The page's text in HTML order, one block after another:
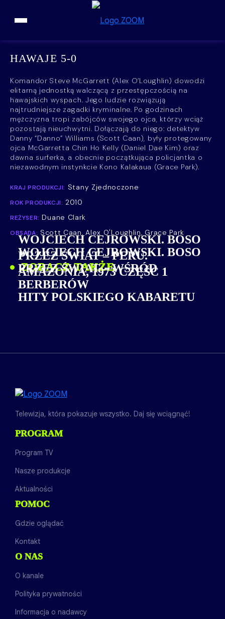
HAWAJE 5-0
Komandor Steve McGarrett (Alex O’Loughlin) dowodzi
elitarną jednostką walczącą z przestępczością na
hawajskich wyspach. Jego ludzie rozwiązują
najtrudniejsze zagadki kryminalne. Po godzinach
mężczyzna tropi zabójców swojego ojca, którzy wciąż
pozostają nieuchwytni. Dołączają do niego: detektyw
Danny “Danno” Williams (Scott Caan), były protegowany
ojca McGarretta Chin Ho Kelly (Daniel Dae Kim) oraz
dawna surferka, a obecnie początkująca policjantka o
niezawodnym instynkcie Kono Kalakaua (Grace Park).
KRAJ PRODUKCJI: Stany Zjednoczone
ROK PRODUKCJI: 2010
REŻYSER: Duane Clark
OBSADA: Scott Caan, Alex O'Loughlin, Grace Park
ZOBACZ TAKŻE
WOJCIECH CEJROWSKI. BOSO
PRZEZ ŚWIAT – PERU.
AMAZONIA, 1973 CZĘŚĆ 1
WOJCIECH CEJROWSKI. BOSO
PRZEZ ŚWIAT – WŚRÓD
BERBERÓW
HITY POLSKIEGO KABARETU
Telewizja, która pokazuje wszystko. Daj się wciągnąć!
PROGRAM
Program TV
Nasze produkcje
Aktualności
POMOC
Gdzie oglądać
Kontakt
O NAS
O kanale
Polityka prywatności
Informacja o nadawcy